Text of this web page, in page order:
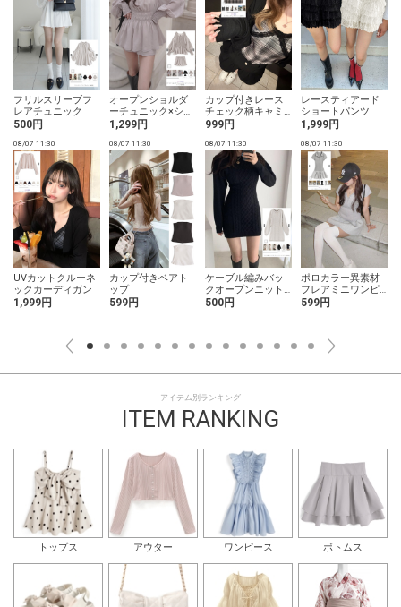
フリルスリーブフ
レアチュニック
500円
オープンショルダ
ーチュニック×ショ
ートパンツセット
1,299円
カップ付きレース
チェック柄キャミ
ソール
999円
レースティアード
ショートパンツ
1,999円
08/07 11:30
UVカットクルーネ
ックカーディガン
1,999円
08/07 11:30
カップ付きベアト
ップ
599円
08/07 11:30
ケーブル編みバッ
クオープンニット
ミニワンピース
500円
08/07 11:30
ポロカラー異素材
フレアミニワンピ
ース
599円
アイテム別ランキング
ITEM RANKING
トップス アウター ワンピース ボトムス